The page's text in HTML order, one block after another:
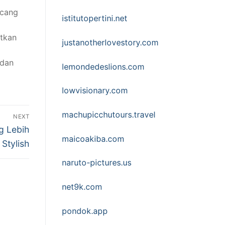
NEXT
Lebih
Stylish
istitutopertini.net
justanotherlovestory.com
lemondedeslions.com
lowvisionary.com
machupicchutours.travel
maicoakiba.com
naruto-pictures.us
net9k.com
pondok.app